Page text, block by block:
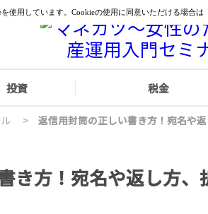
投資 税金
> 返信用封筒の正しい書き方！宛名や
き方！宛名や返し方、